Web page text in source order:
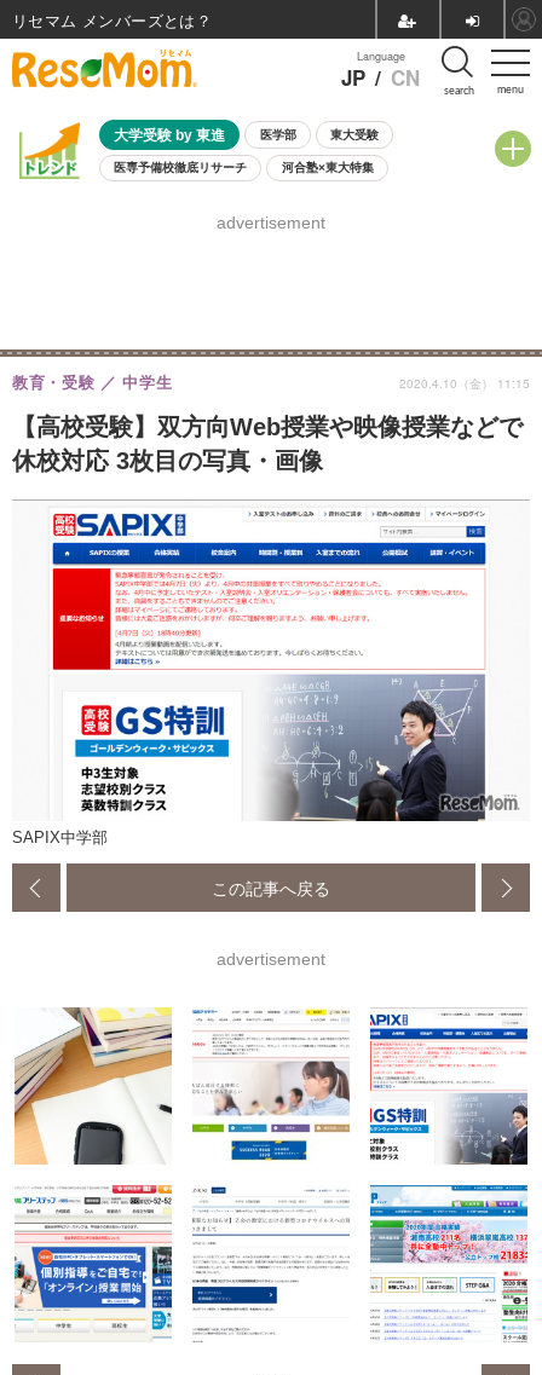
menu
Language
JP / CN search
大学受験 by 東進 医学部 東大受験
医専予備校徹底リサーチ 河合塾×東大特集
8月開催学校説明会・相談会
advertisement
【高校受験】双方向Web授業や映像授業などで
休校対応 3枚目の写真・画像
教育・受験 中学生 2020.4.10（金） 11:15
SAPIX中学部
この記事へ戻る
advertisement
リセマム メンバーズ